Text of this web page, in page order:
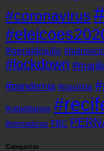
#coronavirus
#geraldojulio
#lockdown
#pandemia #paulista
#rafaeldantas
#vereadores FBC
Categorias